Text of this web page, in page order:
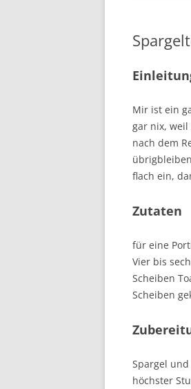
BIBEL: JOY
VIVA ITALIA! –
ALLER WELT
DIE KÜCHE IN
DAS GRÜNE
ASIEN-KÜCHE
FLEISCH UND
Mir ist ein
gar nix,
nach dem
flach ein,
Zutaten
für eine
Vier bis
Scheiben
Scheiben
Spargel
höchster